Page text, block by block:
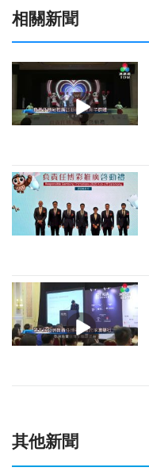
相關新聞
其他新聞